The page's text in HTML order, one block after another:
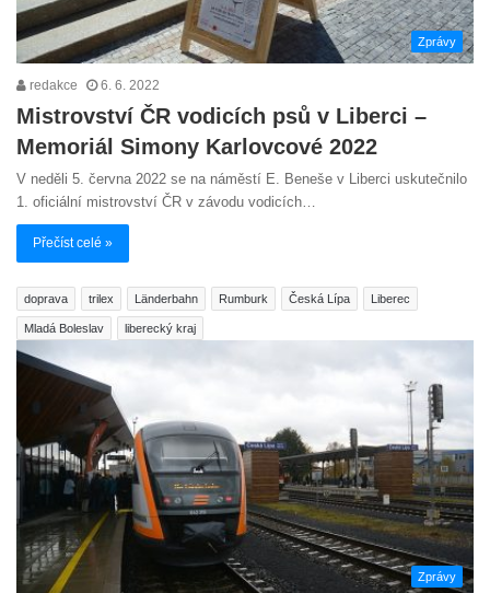
Zprávy
redakce 6. 6. 2022
Mistrovství ČR vodicích psů v Liberci –
Memoriál Simony Karlovcové 2022
V neděli 5. června 2022 se na náměstí E. Beneše v Liberci uskutečnilo
1. oficiální mistrovství ČR v závodu vodicích…
Přečíst celé »
doprava trilex Länderbahn Rumburk Česká Lípa Liberec
Mladá Boleslav liberecký kraj
Zprávy